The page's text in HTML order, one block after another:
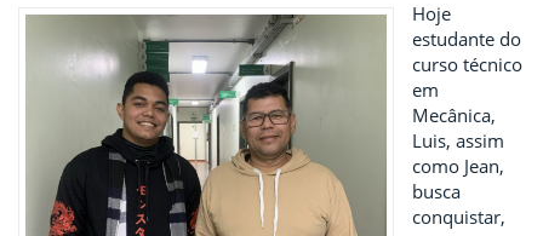
Hoje
estudante do
curso técnico
em
Mecânica,
Luis, assim
como Jean,
busca
conquistar,